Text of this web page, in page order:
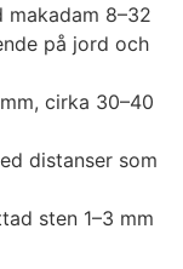
makadam 8–32
på jord och
cirka 30–40
distanser som
sten 1–3 mm